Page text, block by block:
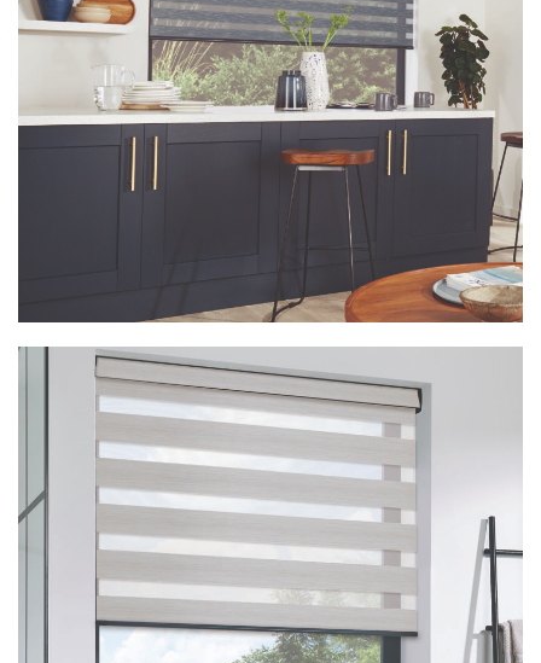
Vision Linoso Blush
Vision Linoso Navy